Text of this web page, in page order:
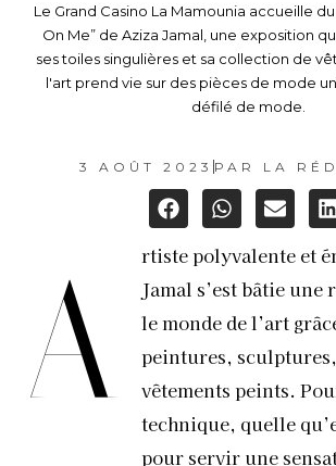
Le Grand Casino La Mamounia accueille du
On Me” de Aziza Jamal, une exposition
ses toiles singulières et sa collection de
l'art prend vie sur des pièces de mode
défilé de mode.
3 AOÛT 2023 PAR LA
A
rtiste polyvalente et
Jamal s’est bâtie
le monde de l’art
peintures,
vêtements peints.
technique, quelle
pour servir une